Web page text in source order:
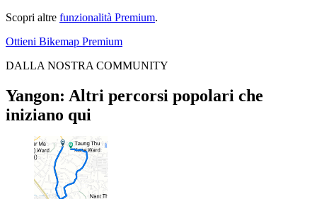
Scopri altre funzionalità Premium.
Ottieni Bikemap Premium
DALLA NOSTRA COMMUNITY
Yangon: Altri percorsi popolari che
iniziano qui